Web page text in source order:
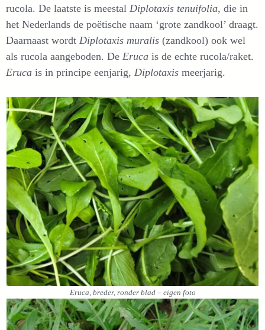
rucola. De laatste is meestal Diplotaxis tenuifolia, die in
het Nederlands de poëtische naam ‘grote zandkool’ draagt.
Daarnaast wordt Diplotaxis muralis (zandkool) ook wel
als rucola aangeboden. De Eruca is de echte rucola/raket.
Eruca is in principe eenjarig, Diplotaxis meerjarig.
Eruca, breder, ronder blad – eigen foto